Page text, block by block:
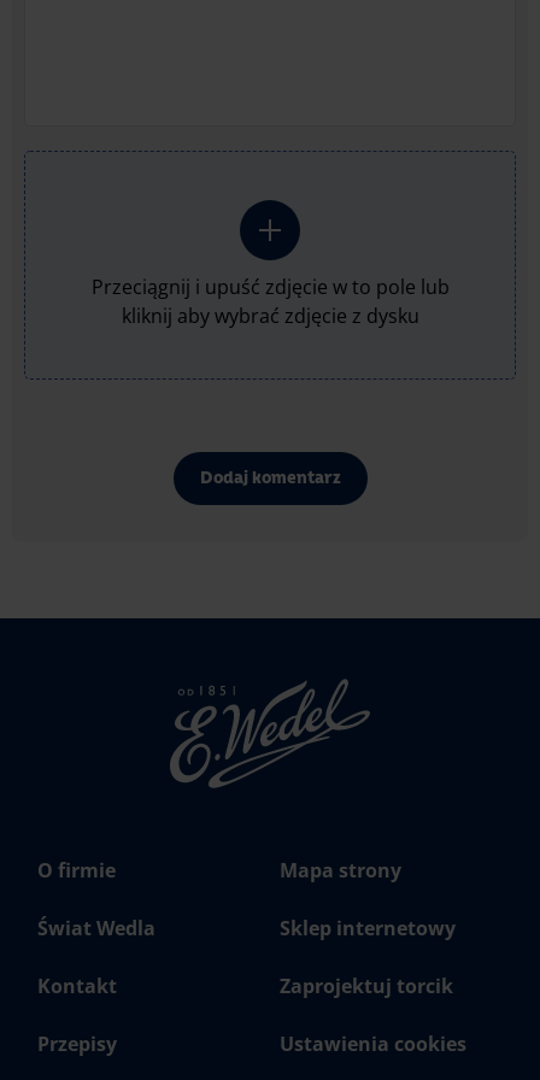
Na wierzchu takiego kremu (niezależnie od
fantazyjne wzory z owoców i ziół. Smacznego!
Przeciągnij i upuść zdjęcie w to pole lub
kliknij aby wybrać zdjęcie z dysku
Dodaj komentarz
Strona
głowna
Wedel.pl
O firmie
Świat Wedla
Kontakt
Przepisy
Mapa strony
Sklep internetowy
Zaprojektuj torcik
Ustawienia cookies